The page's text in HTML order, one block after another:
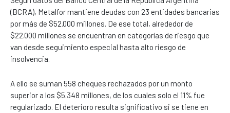
(BCRA), Metalfor mantiene deudas con 23 entidades bancarias
por más de $52.000 millones. De ese total, alrededor de
$22.000 millones se encuentran en categorías de riesgo que
van desde seguimiento especial hasta alto riesgo de
insolvencia.
A ello se suman 558 cheques rechazados por un monto
superior a los $5.348 millones, de los cuales solo el 11% fue
regularizado. El deterioro resulta significativo si se tiene en